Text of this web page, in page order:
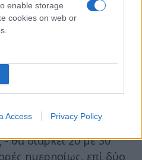
enable storage
cookies on web or
Access Privacy Policy
«CPAP» εφαρμόστηκε
Βρετανού πρωθυπουργού
Λονδίνου
κατά του Covid-19.
με τη θεραπεία
- θα διαρκεί 20 με 30
ημερησίως, επί δύο